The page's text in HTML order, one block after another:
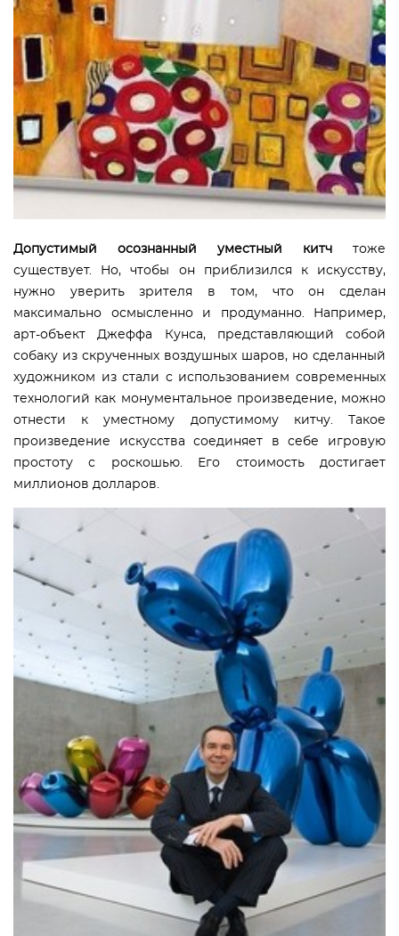
Допустимый осознанный уместный китч тоже
существует. Но, чтобы он приблизился к искусству,
нужно уверить зрителя в том, что он сделан
максимально осмысленно и продуманно. Например,
арт-объект Джеффа Кунса, представляющий собой
собаку из скрученных воздушных шаров, но сделанный
художником из стали с использованием современных
технологий как монументальное произведение, можно
отнести к уместному допустимому китчу. Такое
произведение искусства соединяет в себе игровую
простоту с роскошью. Его стоимость достигает
миллионов долларов.